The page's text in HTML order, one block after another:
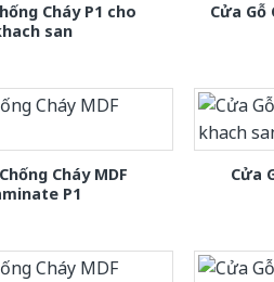
Cháy P1 cho
san
Cửa Gỗ
Cháy MDF
P1
Cửa